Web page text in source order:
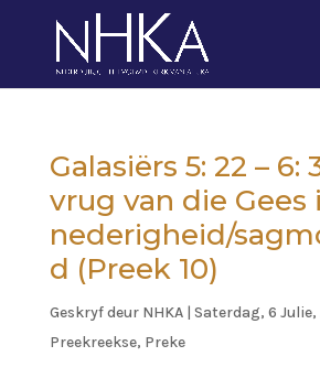
Galasiërs 5: 22 – 6:
vrug van die Gees
nederigheid/
d (Preek 10)
Geskryf deur NHKA| Saterdag, 6 Julie,
Preekreekse, Preke